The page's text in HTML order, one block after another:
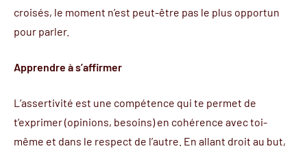
croisés, le moment n’est peut-être pas le plus opportun
pour parler.
Apprendre à s’affirmer
L’assertivité est une compétence qui te permet de
t’exprimer (opinions, besoins) en cohérence avec toi-
même et dans le respect de l’autre. En allant droit au but,